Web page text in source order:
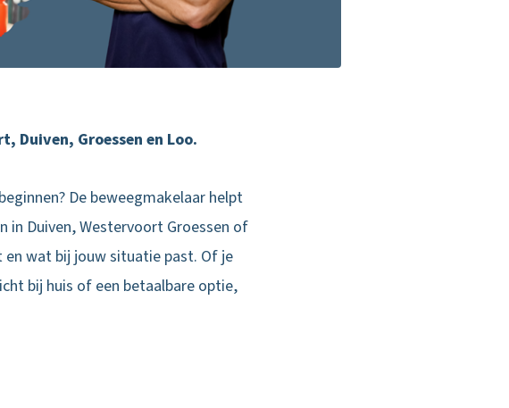
Duiven, Groessen en Loo.
De beweegmakelaar helpt
Duiven, Westervoort Groessen of
en wat bij jouw situatie past. Of je
bij huis of een betaalbare optie,